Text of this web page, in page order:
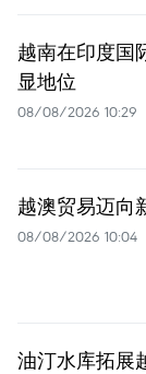
越南在印度国
显地位
08/08/2026 10:29
越澳贸易迈向
08/08/2026 10:04
油汀水库拓展